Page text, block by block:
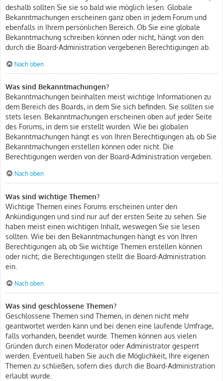
deshalb sollten Sie sie so bald wie möglich lesen. Globale
Bekanntmachungen erscheinen ganz oben in jedem Forum und
ebenfalls in Ihrem persönlichen Bereich. Ob Sie eine globale
Bekanntmachung schreiben können oder nicht, hängt von den
durch die Board-Administration vergebenen Berechtigungen ab.
Nach oben
Was sind Bekanntmachungen?
Bekanntmachungen beinhalten meist wichtige Informationen zu
dem Bereich des Boards, in dem Sie sich befinden. Sie sollten sie
stets lesen. Bekanntmachungen erscheinen oben auf jeder Seite
des Forums, in dem sie erstellt wurden. Wie bei globalen
Bekanntmachungen hängt es von Ihren Berechtigungen ab, ob Sie
Bekanntmachungen erstellen können oder nicht. Die
Berechtigungen werden von der Board-Administration vergeben.
Nach oben
Was sind wichtige Themen?
Wichtige Themen eines Forums erscheinen unter den
Ankündigungen und sind nur auf der ersten Seite zu sehen. Sie
haben meist einen wichtigen Inhalt, weswegen Sie sie lesen
sollten. Wie bei den Bekanntmachungen hängt es von Ihren
Berechtigungen ab, ob Sie wichtige Themen erstellen können
oder nicht; die Berechtigungen stellt die Board-Administration
ein.
Nach oben
Was sind geschlossene Themen?
Geschlossene Themen sind Themen, in denen nicht mehr
geantwortet werden kann und bei denen eine laufende Umfrage,
falls vorhanden, beendet wurde. Themen können aus vielen
Gründen durch einen Moderator oder Administrator gesperrt
werden. Eventuell haben Sie auch die Möglichkeit, Ihre eigenen
Themen zu schließen, sofern dies durch die Board-Administration
erlaubt wurde.